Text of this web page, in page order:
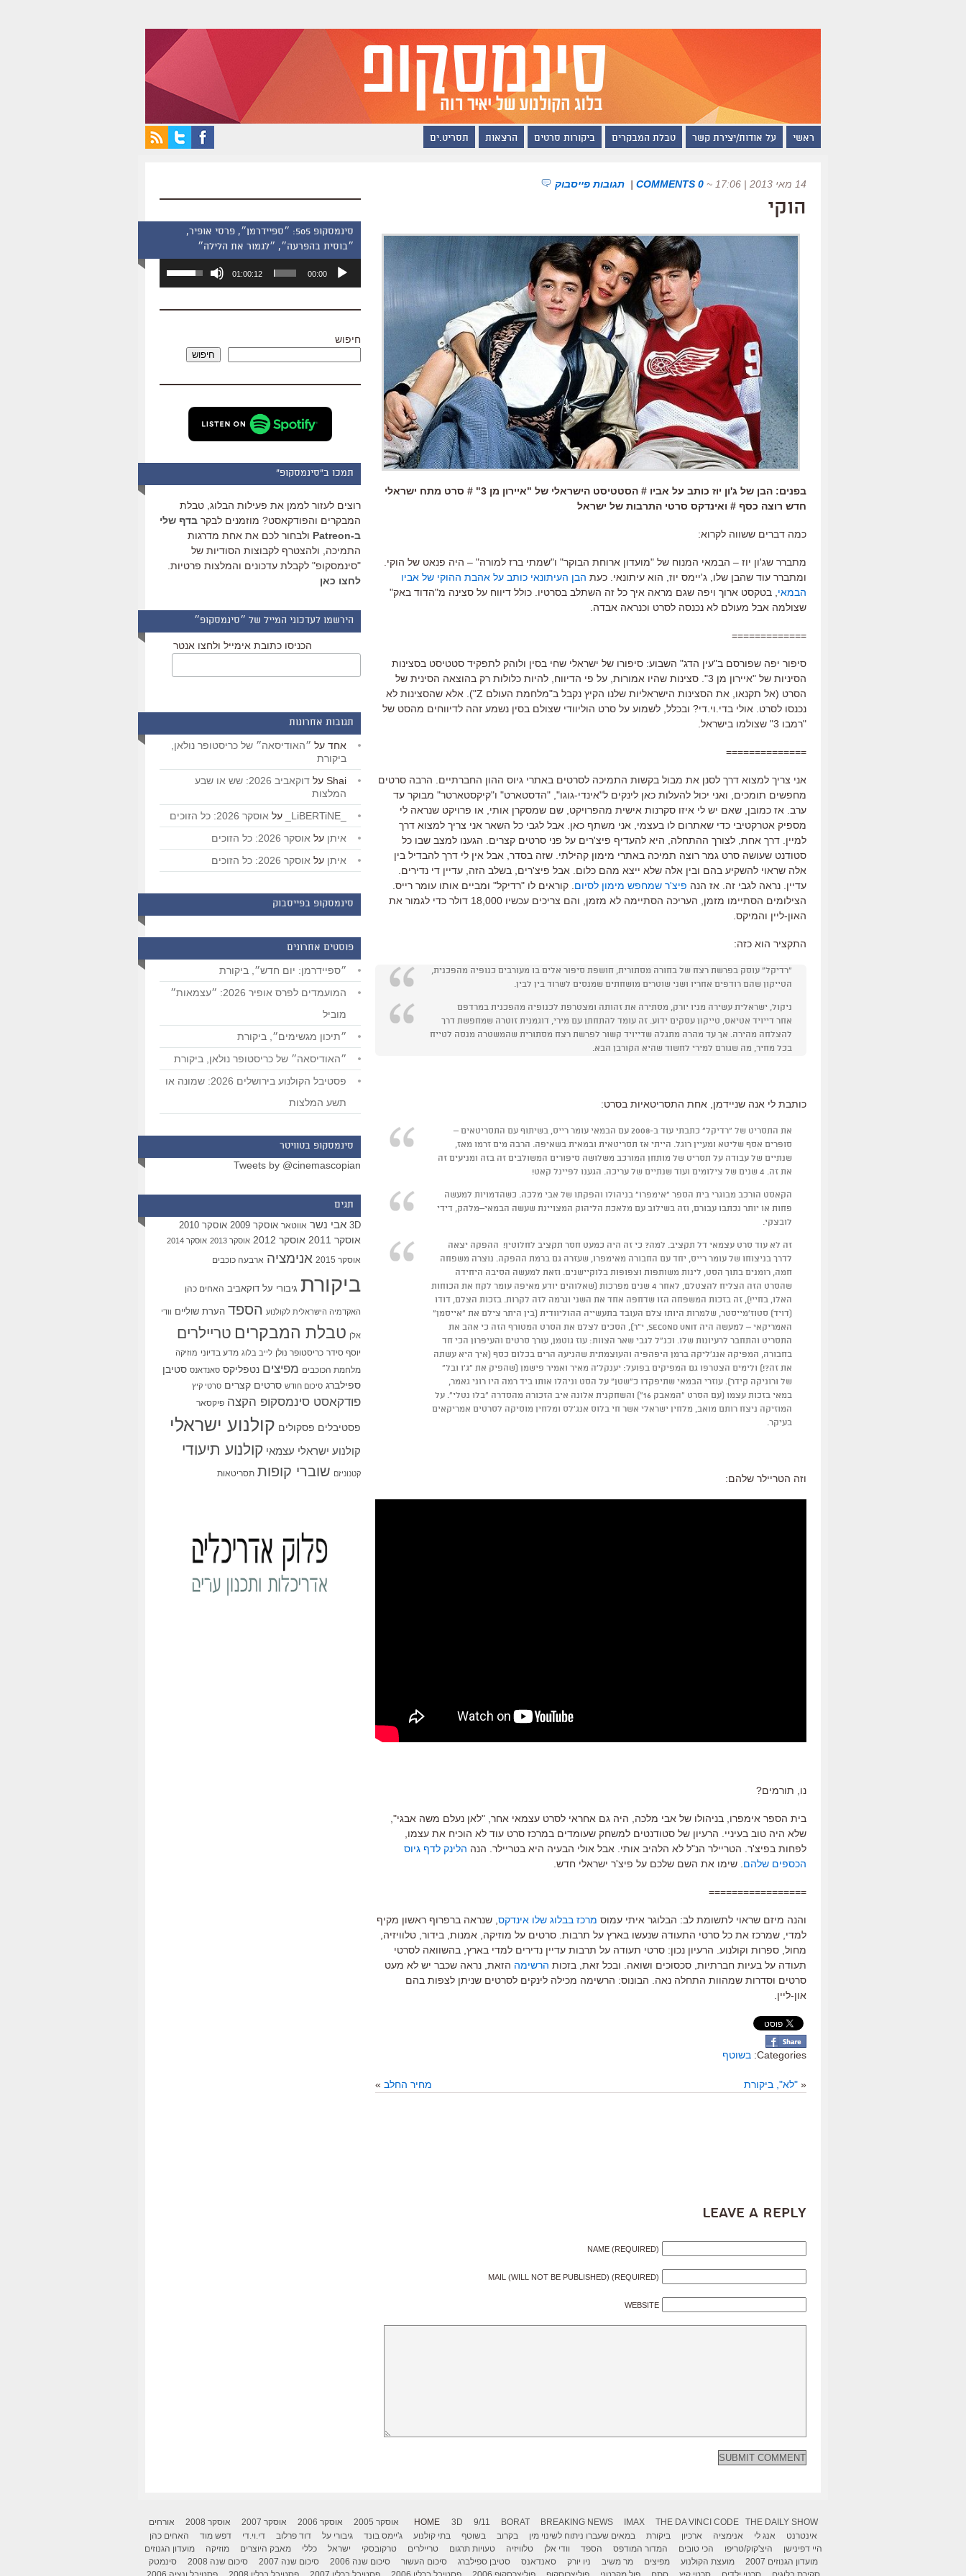
ראשי על אודות/יצירת קשר טבלת המבקרים ביקורות סרטים הרצאות תסריט.ים
14 מאי 2013 | 17:06 ~
0 COMMENTS
| תגובות פייסבוק
הוקי
בפנים: הבן של ג'ון יוז כותב על אביו # הסטטיסט הישראלי של "איירון מן 3" # סרט מתח ישראלי
חדש רוצה כסף # ואינדקס סרטי התרבות של ישראל
כמה דברים ששווה לקרוא:
מתברר שג'ון יוז – הבמאי המנוח של "מועדון ארוחת הבוקר" ו"שמתי ברז למורה" – היה פנאט של הוקי.
ומתברר עוד שהבן שלו, ג'יימס יוז, הוא עיתונאי. כעת הבן העיתונאי כותב על אהבת ההוקי של אביו
הבמאי , בטקסט ארוך ויפה שגם מראה איך כל זה השתלב בסרטיו. כולל דיווח על סצינה מ"הדוד באק"
שצולמה אבל מעולם לא נכנסה לסרט וכנראה אבדה.
=============
סיפור יפה שפורסם ב"עין הדג" השבוע: סיפורו של ישראלי שחי בסין ולוהק לתפקיד סטטיסט בסצינות
הסיניות של "איירון מן 3". סצינות שהיו אמורות, על פי הדיווח, להיות כלולות רק בהוצאה הסינית של
הסרט (אל תקנאו, את הסצינות הישראליות שלנו הקיץ נקבל ב"מלחמת העולם Z"). אלא שהסצינות לא
נכנסו לסרט. אולי בדי.וי.די? ובכלל, לשמוע על סרט הוליוודי שצולם בסין נשמע זהה לדיווחים מהסט של
"רמבו 3" שצולמו בישראל.
==============
אני צריך למצוא דרך לסנן את מבול בקשות התמיכה לסרטים באתרי גיוס ההון החברתיים. הרבה סרטים
מחפשים תומכים, ואני יכול להעלות כאן לינקים ל"אינדי-גוגו", "הדסטארט" ו"קיקסטארטר" מבוקר עד
ערב. אז כמובן, שאם יש לי איזו סקרנות אישית מהפרויקט, שם שמסקרן אותי, או פרויקט שנראה לי
מספיק אטרקטיבי כדי שאתרום לו בעצמי, אני משתף כאן. אבל לגבי כל השאר אני צריך למצוא דרך
למיין. דרך אחת, לצורך ההתחלה, היא להעדיף פיצ'רים על פני סרטים קצרים. הגענו למצב שבו כל
סטודנט שעושה סרט גמר רוצה תמיכה באתרי מימון קהילתי. שזה בסדר, אבל אין לי דרך להבדיל בין
אלה שראוי להשקיע בהם ובין אלה שלא ייצא מהם כלום. אבל פיצ'רים, בשלב הזה, עדיין די נדירים.
עדיין. נראה לגבי זה. אז הנה פיצ'ר שמחפש מימון לסיום . קוראים לו "רדיקל" ומביים אותו עומר רייס.
הצילומים הסתיימו מזמן, העריכה הסתיימה לא מזמן, והם צריכים עכשיו 18,000 דולר כדי לגמור את
האון-ליין והמיקס.
התקציר הוא כזה:
"רדיקל" עוסק בפרשת רצח של בחורה מסתורית, חושפת סיפור אלים בו מעורבים כנופיה מהפכנית,
הטייקון שהם רודפים אחריו ושני שוטרים מושחתים שמנסים לשרוד בין לבין.
ניקול, ישראלית עשירה מניו יורק, מסתירה את זהותה ומצטרפת לכנופיה מהפכנית במרדפם
אחר דייויד אטיאס, טייקון עסקים ידוע. זה עומד להתחתן עם מירי, דוגמנית זוטרה שמחפשת דרך
להצלחה מהירה. אך עד מהרה מתגלה שדייויד קשור לפרשת רצח מסתורית שהמשטרה מנסה לטייח
בכל מחיר, מה שגורם למירי לחשוד שהיא הקורבן הבא.
כותבת לי אנה שניידמן, אחת התסריטאיות בסרט:
את התסריט של "רדיקל" כתבתי עוד ב-2008 עם הבמאי עומר רייס, בשיתוף עם התסריטאים –
סופרים אסף שליטא ומעיין רוגל. הייתי אז תסריטאית ובמאית בשאיפה. הרבה מים זרמו מאז,
שנתיים של עבודה על תסריט של מותחן המורכב משלושה סיפורים המשולבים זה בזה ומניעים זה
את זה. 4 שנים של צילומים ועוד שנתיים של עריכה. הגענו לפיינל קאט!
הקאסט הורכב מבוגרי בית הספר "אימפרו" בניהולו והפקתו של אבי מלכה. כשהדמויות למעשה
פחות או יותר נכתבו עבורם, וזה בשילוב עם מלאכת הליהוק המצויינת שעשה הבמאי–מלהק, דידי
לובצקי.
זה לא עוד סרט עצמאי דל תקציב. למה? כי זה היה כמעט חסר תקציב לחלוטין! ההפקה יצאה
לדרך בניצוחו של עומר רייס, יחד עם החבורה מאימפרו, שעזרה גם ברמת ההפקה. נוצרה משפחה
חמה, רומנים בתוך הסט, לינות משותפות וצפופות בלוקיישנים. וזאת למעשה הסיבה היחידה
שהסרט הזה הצליח להצטלם, לאחר 4 שנים מפרכות (שאלוהים יודע מאיפה עומר לקח את הכוחות
האלו, בחיי!), זה בזכות המשפחה הזו שדחפה אחד את השני וגרמה לזה לקרות. בזכות הצלם, דודו
(דויד) סטוז'מייסטר, שלמרות היותו צלם העובד בתעשייה ההוליוודית (בין היתר צילם את "אייסמן"
האמריקאי – למעשה היה second unit, י"ר), הסכים לצלם את הסרט המטורף הזה כי אהב את
התסריט והתחבר לרעיונות שלו. וכנ"ל לגבי שאר הצוות: עוז גוטמן, עורך סרטים והעיפרון הכי חד
בחבורה, המפיקה אנג'ליקה ברמן היפהפיה והעוצמתית שהניעה הרים בכלום כסף (איך היא עשתה
את זה?!) ולימים הצטרפו גם המפיקים בפועל: יענקל'ה מאיר ואמיר פישמן (שהפיק את "ג'ו ובל"
של ורוניקה קידר). עוזרי הבמאי שתיפקדו כ"שטן" על הסט וניהלו אותו ביד רמה היו רוני גאמר,
במאי בזכות עצמו (עם הסרט "המאבק 16") והשחקנית אלונה איב הזכורה מהסדרה "בלו נטלי". על
המוזיקה ניצח רותם מואב, מלחין ישראלי אשר חי בלוס אנג'לס ומלחין מוסיקה לסרטים אמריקאים
בעיקר.
וזה הטריילר שלהם:
נו, תורמים?
בית הספר אימפרו, בניהולו של אבי מלכה, היה גם אחראי לסרט עצמאי אחר, "לאן נעלם משה אבגי",
שלא היה טוב בעיניי. הרעיון של סטודנטים למשחק שעומדים במרכז סרט עוד לא הוכיח את עצמו,
לפחות בפיצ'ר. הטריילר הנ"ל לא הלהיב אותי. אבל אולי הבעיה היא בטריילר. הנה הלינק לדף גיוס
הכספים שלהם . שימו את השם שלכם על פיצ'ר ישראלי חדש.
=================
והנה מיזם שראוי לתשומת לב: הבלוגר איתי עמוס מרכז בבלוג שלו אינדקס , שנראה ברפרוף ראשון מקיף
למדי, שמרכז את כל סרטי התעודה שנעשו בארץ על תרבות. סרטים על מוזיקה, אמנות, בידור, טלוויזיה,
מחול, ספרות וקולנוע. הרעיון נכון: סרטי תעודה על תרבות עדיין נדירים למדי בארץ, בהשוואה לסרטי
תעודה על בעיות חברתיות, סכסוכים ושואה. ובכל זאת, בזכות הרשימה הזאת, נראה שכבר יש לא מעט
סרטים וסדרות שמהוות התחלה נאה. הבונוס: הרשימה מכילה לינקים לסרטים שניתן לצפות בהם
און-ליין.
Categories: בשוטף
« "לא", ביקורת מחיר החלב »
Leave a Reply
NAME (REQUIRED)
MAIL (WILL NOT BE PUBLISHED) (REQUIRED)
WEBSITE
סינמסקופ 505: ״ספיידרמן״, פרסי אופיר,
״בוסית בהפרעה״, ״לגמור את הלילה״
אודיו
00:00
01:00:12
השתמש
כדי
שמע.
חיפוש
חיפוש
תמכו ב"סינמסקופ"
רוצים לעזור לממן את פעילות הבלוג, טבלת
המבקרים והפודקאסט? מוזמנים לבקר בדף שלי
ב-Patreon
ולבחור לכם את אחת מדרגות
התמיכה, ולהצטרף לקבוצות הסודיות של
"סינמסקופ" לקבלת עדכונים והמלצות פרטיות.
לחצו כאן
הירשמו לעדכוני המייל של ״סינמסקופ״
הכניסו כתובת אימייל ולחצו אנטר
תגובות אחרונות
אחד על ״האודיסאה״ של כריסטופר נולאן,
ביקורת
Shai על
דוקאביב 2026: שש או שבע
המלצות
על אוסקר 2026: כל הזוכים
איתן על אוסקר 2026: כל הזוכים
איתן על אוסקר 2026: כל הזוכים
סינמסקופ בפייסבוק
פוסטים אחרונים
״ספיידרמן: יום חדש״, ביקורת
המועמדים לפרס אופיר 2026: ״עצמאות״
מוביל
״תיכון מגשימים״, ביקורת
״האודיסאה״ של כריסטופר נולאן, ביקורת
פסטיבל הקולנוע בירושלים 2026: שמונה או
תשע המלצות
סינמסקופ בטוויטר
Tweets by @cinemascopian
תגים
3D אבי נשר אווטאר אוסקר 2009 אוסקר 2010
אוסקר 2011 אוסקר 2012 אוסקר 2013 אוסקר 2014
אוסקר 2015 אנימציה ארבעה כוכבים
ביקורת גיבורי על דוקאביב האחים כהן
האקדמיה הישראלית לקולנוע הספד הערת שוליים וודי
אלן טבלת המבקרים טריילרים
יוסף סידר כריסטופר נולן לייב בלוג מדע בדיוני מוזיקה
מלחמת הכוכבים מפיצים נטפליקס סאנדאנס סטיבן
ספילברג סיכום חודש סרטים קצרים סרטי קיץ
פודקאסט סינמסקופ הקצה פיקסאר
פסטיבלים פסקולים קולנוע ישראלי
קולנוע ישראלי עצמאי קולנוע תיעודי
קטנוניזם שוברי קופות תסריטאות
HOME 3D 9/11 BORAT BREAKING NEWS IMAX THE DA VINCI CODE THE DAILY SHOW אוסקר 2005 אוסקר 2006 אוסקר 2007 אוסקר 2008
אורחים
אינטרנט
אנג לי אנימציה ארכיון ביקורת במאים שעברו ניתוח לשינוי מין בקרוב בשוטף בתי קולנוע ג'יימס בונד גיבורי על דוד פרלוב די.וי.די דפש מוד
האחים כהן
היי דפינישן
היצ'קוק/טריפו הכי טובים המדור המודפס הספד וודי אלן טלוויזיה טעויות תרגום טריילרים טרקובסקי ישראל כללי מאבק היוצרים מוזיקה
מועדון הגנוזים
מועדון הגנוזים 2007
מועצת הקולנוע מפיצים מר משיב ניו יורק סאנדאנס סטיבן ספילברג סיכום העשור סיכום שנה 2006 סיכום שנה 2007 סיכום שנה 2008
סינמטק